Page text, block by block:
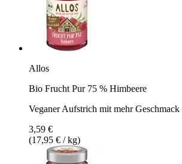
Allos
Bio Frucht Pur 75 % Himbeere
Veganer Aufstrich mit mehr Geschmack
3,59 €
(17,95 € / kg)